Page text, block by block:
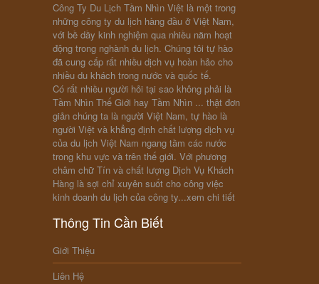
Công Ty Du Lịch Tầm Nhìn Việt là một trong
những công ty du lịch hàng đầu ở Việt Nam,
với bề dầy kinh nghiệm qua nhiều năm hoạt
động trong nghành du lịch. Chúng tôi tự hào
đã cung cấp rất nhiều dịch vụ hoàn hảo cho
nhiều du khách trong nước và quốc tế.
Có rất nhiều người hỏi tại sao không phải là
Tầm Nhìn Thế Giới hay Tầm Nhìn ... thật đơn
giản chúng ta là người Việt Nam, tự hào là
người Việt và khẳng định chất lượng dịch vụ
của du lịch Việt Nam ngang tầm các nước
trong khu vực và trên thế giới. Với phương
châm chữ Tín và chất lượng Dịch Vụ Khách
Hàng là sợi chỉ xuyên suốt cho công việc
kinh doanh du lịch của công ty...xem chi tiết
Thông Tin Cần Biết
Giới Thiệu
Liên Hệ